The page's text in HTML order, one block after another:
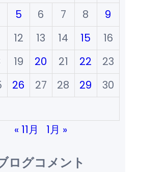
5 6 7 8
9
12 13 14 15
16
19 20 21 22
23
26 27 28 29
30
« 11月
1月 »
ログコメント